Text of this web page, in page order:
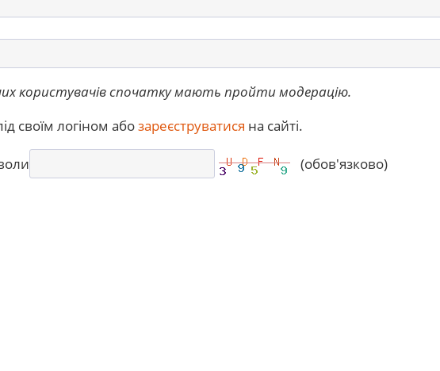
користувачів спочатку мають пройти модерацію.
своїм логіном абозареєструватися на сайті.
(обов'язково)